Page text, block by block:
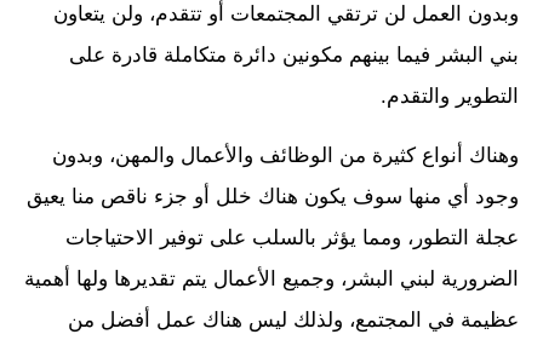
وبدون العمل لن ترتقي المجتمعات أو تتقدم، ولن يتعاون
بني البشر فيما بينهم مكونين دائرة متكاملة قادرة على
التطوير والتقدم.
وهناك أنواع كثيرة من الوظائف والأعمال والمهن، وبدون
وجود أي منها سوف يكون هناك خلل أو جزء ناقص منا يعيق
عجلة التطور، ومما يؤثر بالسلب على توفير الاحتياجات
الضرورية لبني البشر، وجميع الأعمال يتم تقديرها ولها أهمية
عظيمة في المجتمع، ولذلك ليس هناك عمل أفضل من